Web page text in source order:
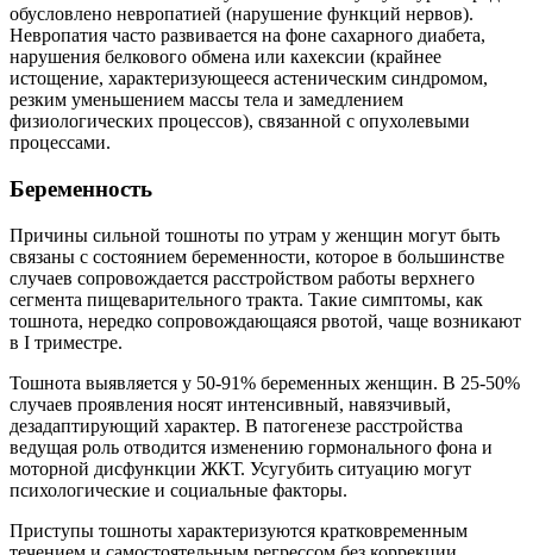
обусловлено невропатией (нарушение функций нервов).
Невропатия часто развивается на фоне сахарного диабета,
нарушения белкового обмена или кахексии (крайнее
истощение, характеризующееся астеническим синдромом,
резким уменьшением массы тела и замедлением
физиологических процессов), связанной с опухолевыми
процессами.
Беременность
Причины сильной тошноты по утрам у женщин могут быть
связаны с состоянием беременности, которое в большинстве
случаев сопровождается расстройством работы верхнего
сегмента пищеварительного тракта. Такие симптомы, как
тошнота, нередко сопровождающаяся рвотой, чаще возникают
в I триместре.
Тошнота выявляется у 50-91% беременных женщин. В 25-50%
случаев проявления носят интенсивный, навязчивый,
дезадаптирующий характер. В патогенезе расстройства
ведущая роль отводится изменению гормонального фона и
моторной дисфункции ЖКТ. Усугубить ситуацию могут
психологические и социальные факторы.
Приступы тошноты характеризуются кратковременным